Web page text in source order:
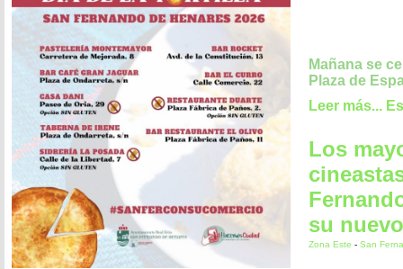
Mañana se
Plaza de
Leer más...
Los
su
Zona Este - San